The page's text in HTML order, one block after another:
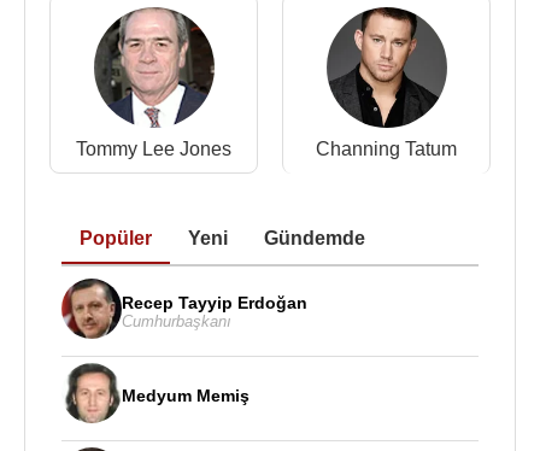
Tommy Lee Jones Channing Tatum
Popüler Yeni Gündemde
Recep Tayyip Erdoğan
Cumhurbaşkanı
Medyum Memiş